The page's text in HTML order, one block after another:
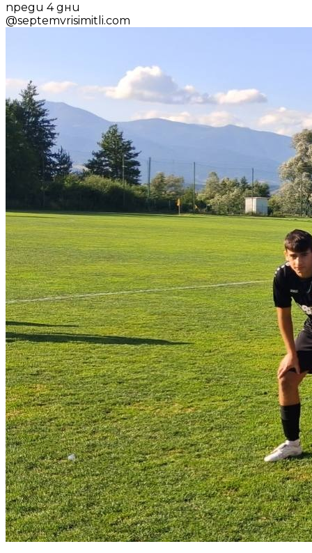
преди 4 дни
@septemvrisimitli.com